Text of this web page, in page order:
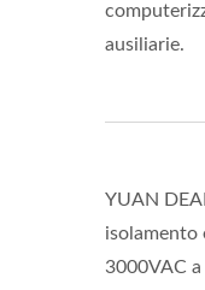
ausiliarie.
YUAN
isolamento
3000VAC